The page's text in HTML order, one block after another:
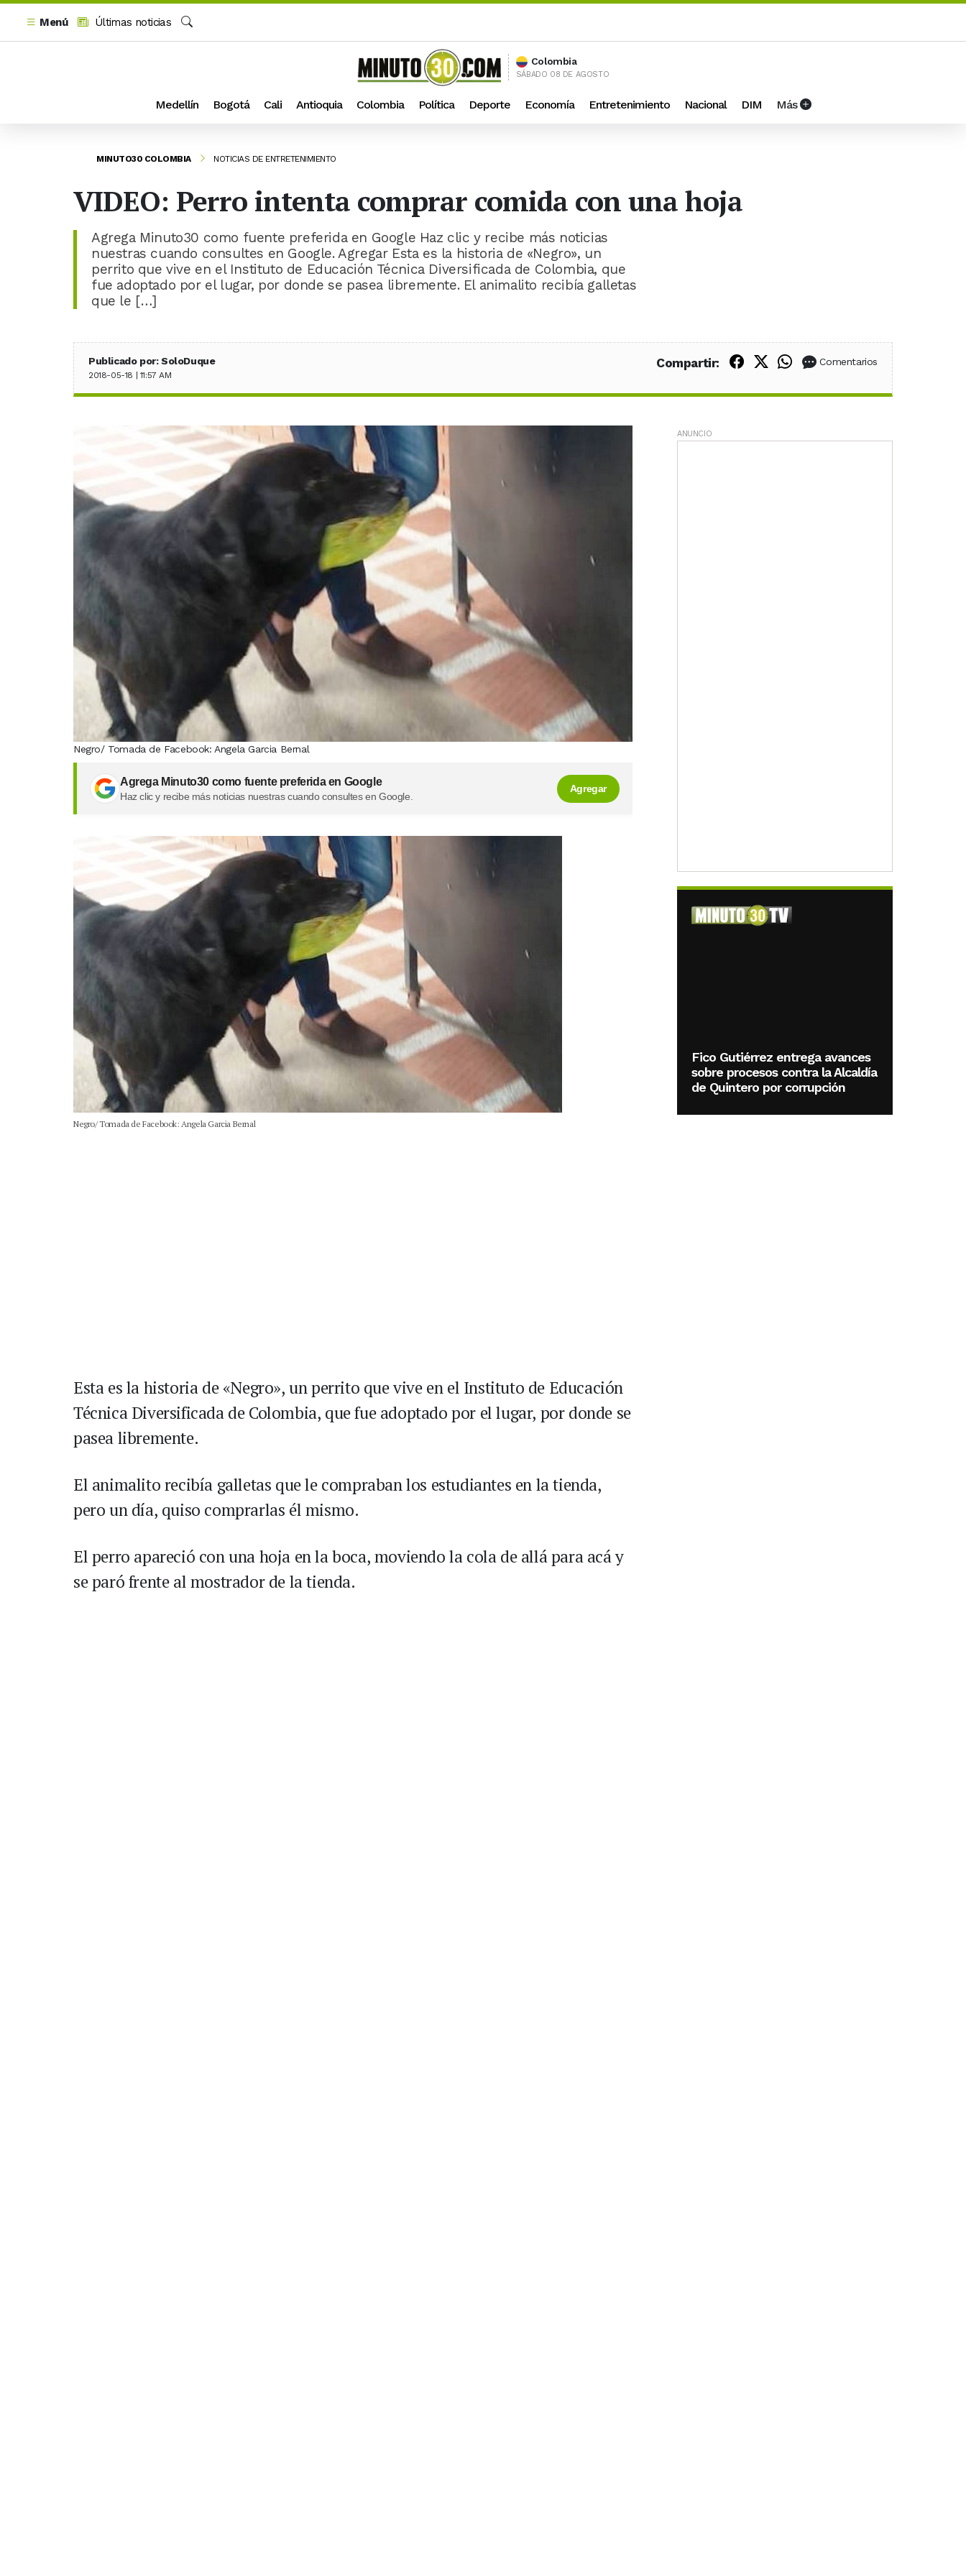
Menú
Últimas noticias
Buscar
Colombia
SÁBADO 08 DE AGOSTO
Medellín Bogotá Cali Antioquia Colombia Política Deporte Economía Entretenimiento Nacional DIM Más
MINUTO30 COLOMBIA NOTICIAS DE ENTRETENIMIENTO
VIDEO: Perro intenta comprar comida con una hoja
Agrega Minuto30 como fuente preferida en Google Haz clic y recibe más noticias
nuestras cuando consultes en Google. Agregar Esta es la historia de «Negro», un
perrito que vive en el Instituto de Educación Técnica Diversificada de Colombia, que
fue adoptado por el lugar, por donde se pasea libremente. El animalito recibía galletas
que le […]
Publicado por: SoloDuque
2018-05-18 | 11:57 AM
Compartir: Compartir en Facebook
Compartir en X (Twitter)
Compartir en WhatsApp
Comentarios
Negro/ Tomada de Facebook: Angela Garcia Bernal
Agrega Minuto30 como fuente preferida en Google
Haz clic y recibe más noticias nuestras cuando consultes en Google.
Agregar
Negro/ Tomada de Facebook: Angela Garcia Bernal
Esta es la historia de «Negro», un perrito que vive en el Instituto de Educación
Técnica Diversificada de Colombia, que fue adoptado por el lugar, por donde se
pasea libremente.
El animalito recibía galletas que le compraban los estudiantes en la tienda,
pero un día, quiso comprarlas él mismo.
El perro apareció con una hoja en la boca, moviendo la cola de allá para acá y
se paró frente al mostrador de la tienda.
ANUNCIO
Fico Gutiérrez entrega avances
sobre procesos contra la Alcaldía
de Quintero por corrupción